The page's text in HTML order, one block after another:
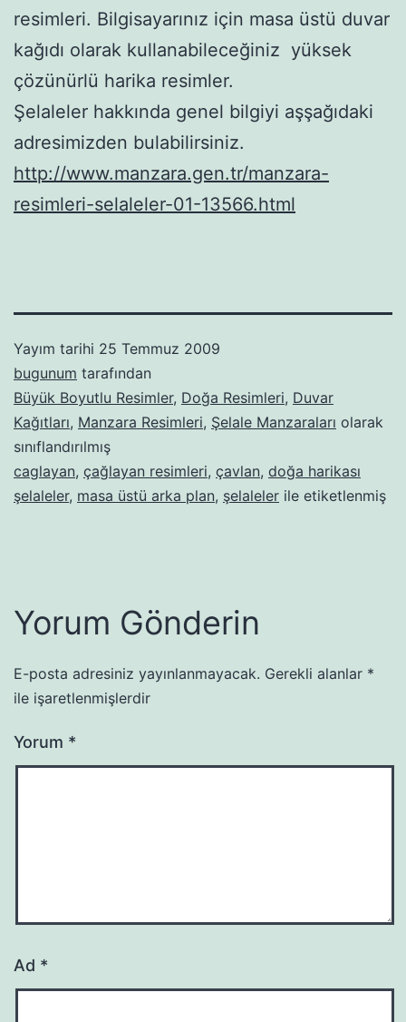
resimleri. Bilgisayarınız için masa üstü duvar
kağıdı olarak kullanabileceğiniz yüksek
çözünürlü harika resimler.
Şelaleler hakkında genel bilgiyi aşşağıdaki
adresimizden bulabilirsiniz.
http://www.manzara.gen.tr/manzara-
resimleri-selaleler-01-13566.html
Yayım tarihi 25 Temmuz 2009
bugunum tarafından
Büyük Boyutlu Resimler, Doğa Resimleri, Duvar
Kağıtları, Manzara Resimleri, Şelale Manzaraları olarak
sınıflandırılmış
caglayan, çağlayan resimleri, çavlan, doğa harikası
şelaleler, masa üstü arka plan, şelaleler ile etiketlenmiş
Yorum Gönderin
E-posta adresiniz yayınlanmayacak. Gerekli alanlar *
ile işaretlenmişlerdir
Yorum *
Ad *